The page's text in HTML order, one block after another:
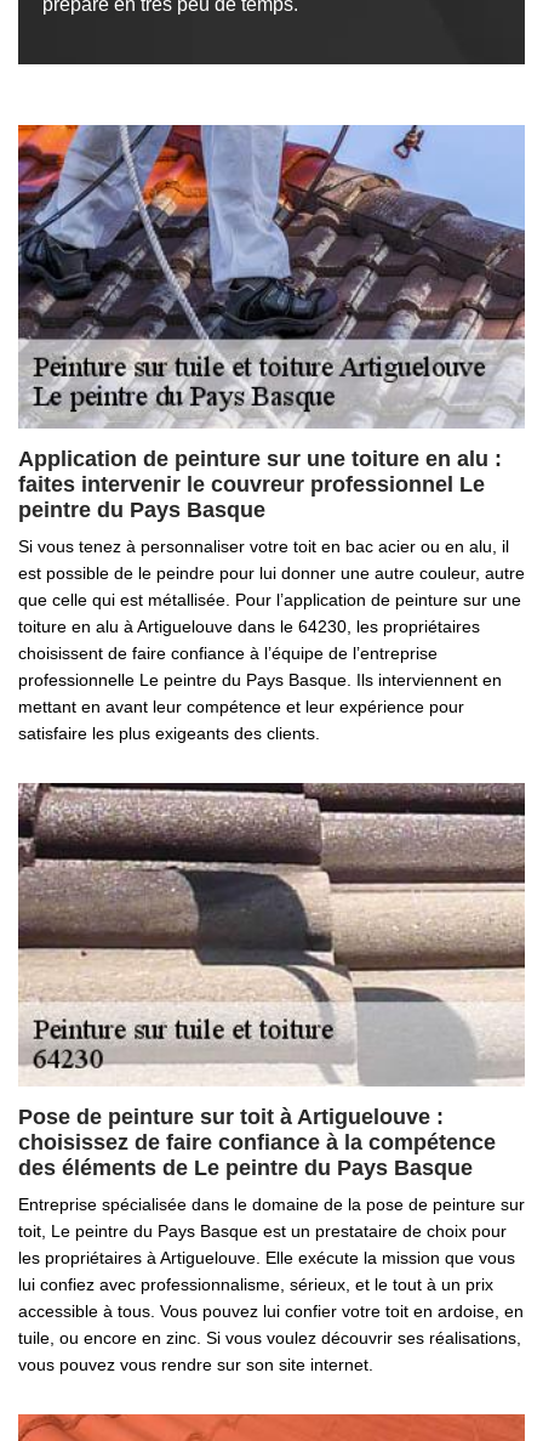
préparé en très peu de temps.
Application de peinture sur une toiture en alu :
faites intervenir le couvreur professionnel Le
peintre du Pays Basque
Si vous tenez à personnaliser votre toit en bac acier ou en alu, il
est possible de le peindre pour lui donner une autre couleur, autre
que celle qui est métallisée. Pour l’application de peinture sur une
toiture en alu à Artiguelouve dans le 64230, les propriétaires
choisissent de faire confiance à l’équipe de l’entreprise
professionnelle Le peintre du Pays Basque. Ils interviennent en
mettant en avant leur compétence et leur expérience pour
satisfaire les plus exigeants des clients.
Pose de peinture sur toit à Artiguelouve :
choisissez de faire confiance à la compétence
des éléments de Le peintre du Pays Basque
Entreprise spécialisée dans le domaine de la pose de peinture sur
toit, Le peintre du Pays Basque est un prestataire de choix pour
les propriétaires à Artiguelouve. Elle exécute la mission que vous
lui confiez avec professionnalisme, sérieux, et le tout à un prix
accessible à tous. Vous pouvez lui confier votre toit en ardoise, en
tuile, ou encore en zinc. Si vous voulez découvrir ses réalisations,
vous pouvez vous rendre sur son site internet.